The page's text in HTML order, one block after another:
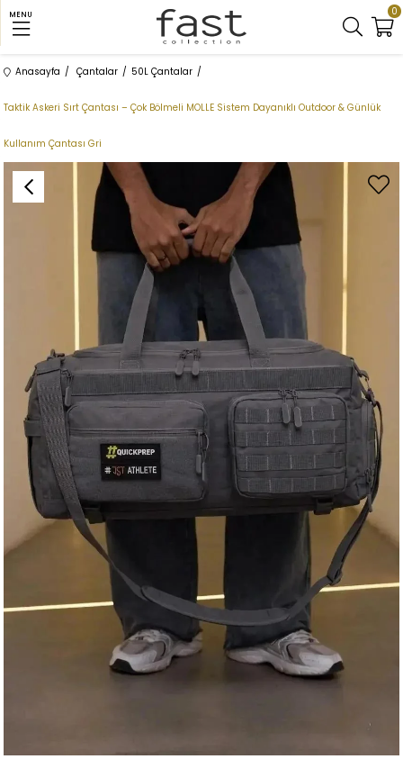
MENU 0
Anasayfa Çantalar 50L Çantalar
Taktik Askeri Sırt Çantası – Çok Bölmeli MOLLE Sistem Dayanıklı Outdoor & Günlük
Kullanım Çantası Gri